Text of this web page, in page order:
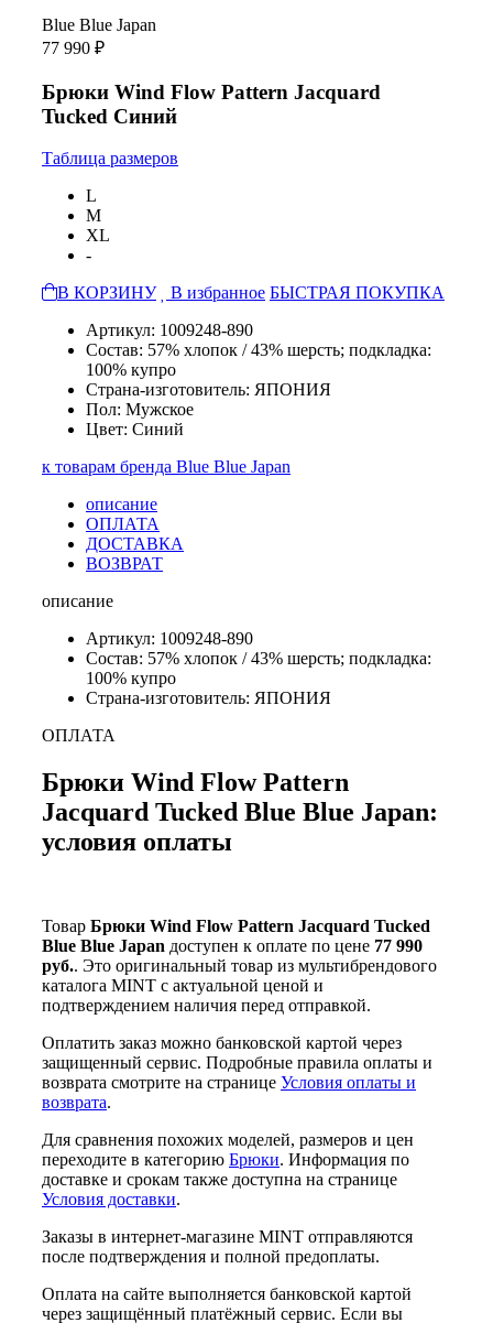
Blue Blue Japan
77 990 ₽
Брюки Wind Flow Pattern Jacquard
Tucked Синий
Таблица размеров
L
M
XL
-
В КОРЗИНУ
В избранное БЫСТРАЯ ПОКУПКА
Артикул: 1009248-890
Состав: 57% хлопок / 43% шерсть; подкладка:
100% купро
Страна-изготовитель: ЯПОНИЯ
Пол: Мужское
Цвет: Синий
к товарам бренда Blue Blue Japan
описание
ОПЛАТА
ДОСТАВКА
ВОЗВРАТ
описание
Артикул: 1009248-890
Состав: 57% хлопок / 43% шерсть; подкладка:
100% купро
Страна-изготовитель: ЯПОНИЯ
ОПЛАТА
Брюки Wind Flow Pattern
Jacquard Tucked Blue Blue Japan:
условия оплаты
Товар Брюки Wind Flow Pattern Jacquard Tucked
Blue Blue Japan доступен к оплате по цене 77 990
руб.. Это оригинальный товар из мультибрендового
каталога MINT с актуальной ценой и
подтверждением наличия перед отправкой.
Оплатить заказ можно банковской картой через
защищенный сервис. Подробные правила оплаты и
возврата смотрите на странице Условия оплаты и
возврата.
Для сравнения похожих моделей, размеров и цен
переходите в категорию Брюки. Информация по
доставке и срокам также доступна на странице
Условия доставки.
Заказы в интернет-магазине MINT отправляются
после подтверждения и полной предоплаты.
Оплата на сайте выполняется банковской картой
через защищённый платёжный сервис. Если вы